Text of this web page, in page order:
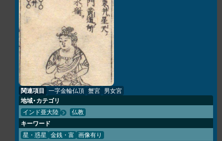
関連項目 一字金輪仏頂 蟹宮 男女宮
地域・カテゴリ
インド亜大陸 仏教
キーワード
星・惑星 金銭・富 画像有り